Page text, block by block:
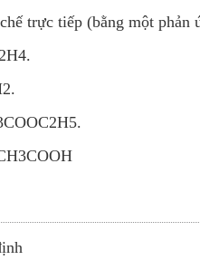
trực tiếp (bằng một phản